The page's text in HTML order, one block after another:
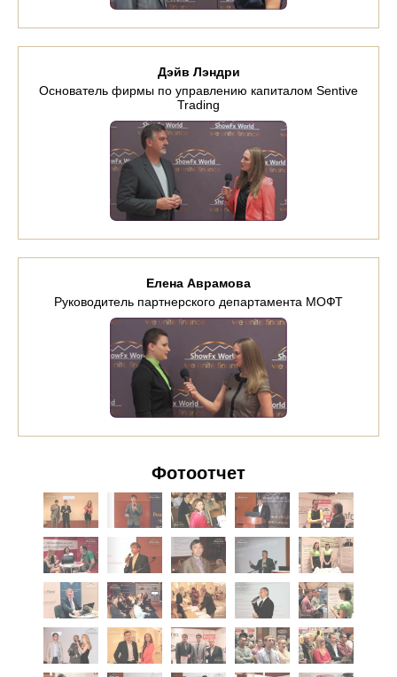
Дэйв Лэндри
Основатель фирмы по управлению капиталом Sentive
Trading
Елена Аврамова
Руководитель партнерского департамента МОФТ
Фотоотчет